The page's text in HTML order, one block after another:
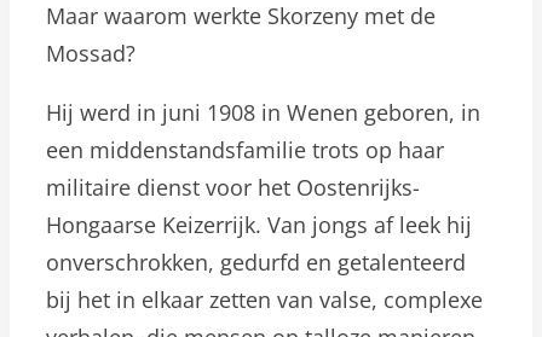
Maar waarom werkte Skorzeny met de
Mossad?
Hij werd in juni 1908 in Wenen geboren, in
een middenstandsfamilie trots op haar
militaire dienst voor het Oostenrijks-
Hongaarse Keizerrijk. Van jongs af leek hij
onverschrokken, gedurfd en getalenteerd
bij het in elkaar zetten van valse, complexe